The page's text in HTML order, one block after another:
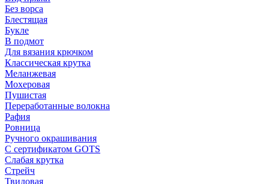
Без ворса
Блестящая
Букле
В подмот
Для вязания крючком
Классическая крутка
Меланжевая
Мохеровая
Пушистая
Переработанные волокна
Рафия
Ровница
Ручного окрашивания
С сертификатом GOTS
Слабая крутка
Стрейч
Твидовая